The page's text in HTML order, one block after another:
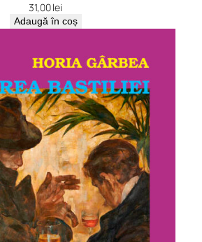
31,00lei
Adaugă în coș